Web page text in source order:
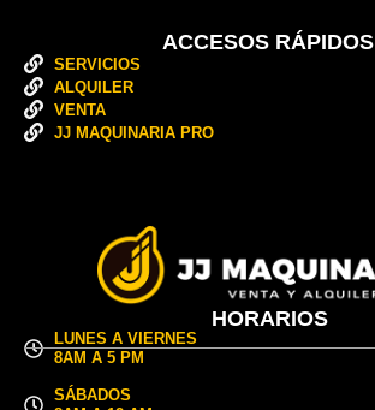
ACCESOS RÁPIDOS
SERVICIOS
ALQUILER
VENTA
JJ MAQUINARIA PRO
HORARIOS
LUNES A VIERNES
8AM A 5 PM
SÁBADOS